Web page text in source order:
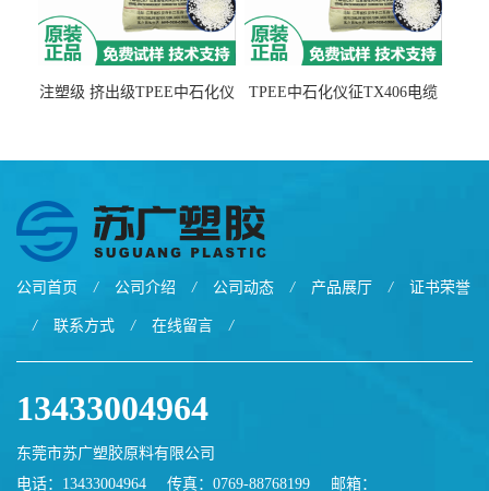
注塑级 挤出级TPEE中石化仪
TPEE中石化仪征TX406电缆
公司首页 / 公司介绍 / 公司动态 / 产品展厅 / 证书荣誉
/ 联系方式 / 在线留言 /
13433004964
东莞市苏广塑胶原料有限公司
电话：13433004964
传真：0769-88768199 邮箱：